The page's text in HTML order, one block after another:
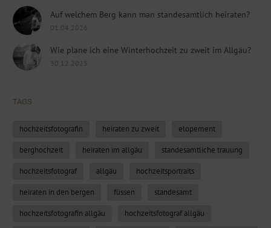
Auf welchem Berg kann man standesamtlich heiraten?
01.04.2026
Wie plane ich eine Winterhochzeit zu zweit im Allgäu?
30.12.2025
TAGS
hochzeitsfotografin heiraten zu zweit elopement
berghochzeit heiraten im allgäu standesamtliche trauung
hochzeitsfotograf allgäu hochzeitsportraits
heiraten in den bergen füssen standesamt
hochzeitsfotografin allgäu hochzeitsfotograf allgäu